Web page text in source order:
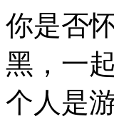
你是否
黑，一
个人是